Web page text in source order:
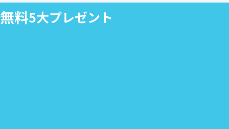
無料5大プレゼント